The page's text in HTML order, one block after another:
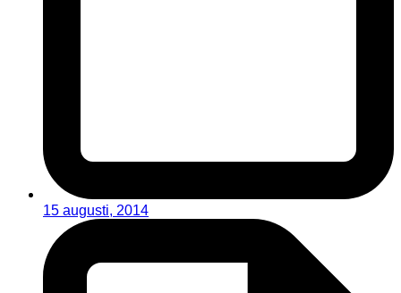
15 augusti, 2014